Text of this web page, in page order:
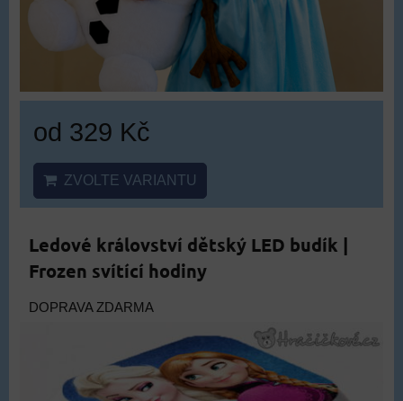
od 329 Kč
ZVOLTE VARIANTU
Ledové království dětský LED budík |
Frozen svítící hodiny
DOPRAVA ZDARMA